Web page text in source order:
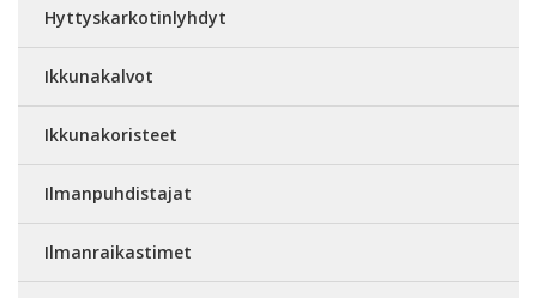
Hyttyskarkotinlyhdyt
Ikkunakalvot
Ikkunakoristeet
Ilmanpuhdistajat
Ilmanraikastimet